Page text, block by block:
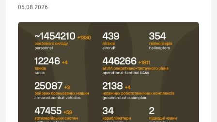
06.08.2026